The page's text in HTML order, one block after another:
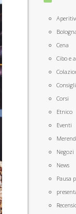
Cena
Cibo e
Corsi
Etnico
Eventi
Negozi
News
Pausa